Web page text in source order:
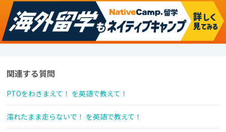
関連する質問
PTOをわきまえて！ を英語で教えて！
濡れたまま走らないで！ を英語で教えて！